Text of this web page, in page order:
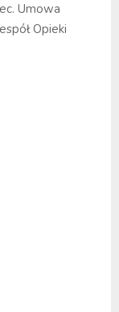
Umowa
Opieki